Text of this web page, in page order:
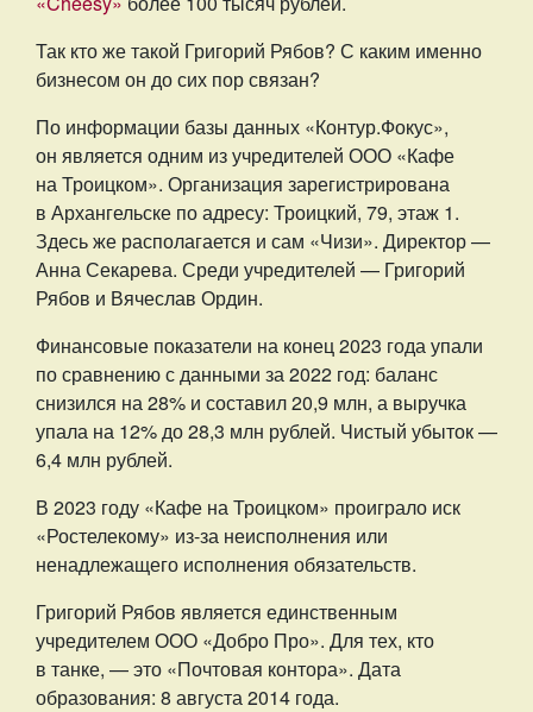
Так кто же такой Григорий Рябов? С каким именно
бизнесом он до сих пор связан?
По информации базы данных «Контур.Фокус»,
он является одним из учредителей ООО «Кафе
на Троицком». Организация зарегистрирована
в Архангельске по адресу: Троицкий, 79, этаж 1.
Здесь же располагается и сам «Чизи». Директор —
Анна Секарева. Среди учредителей — Григорий
Рябов и Вячеслав Ордин.
Финансовые показатели на конец 2023 года упали
по сравнению с данными за 2022 год: баланс
снизился на 28% и составил 20,9 млн, а выручка
упала на 12% до 28,3 млн рублей. Чистый убыток —
6,4 млн рублей.
В 2023 году «Кафе на Троицком» проиграло иск
«Ростелекому» из-за неисполнения или
ненадлежащего исполнения обязательств.
Григорий Рябов является единственным
учредителем ООО «Добро Про». Для тех, кто
в танке, — это «Почтовая контора». Дата
образования: 8 августа 2014 года.